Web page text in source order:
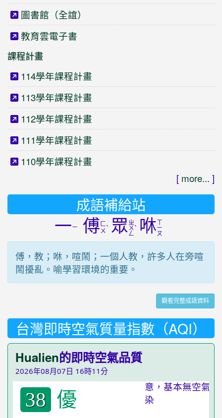
圖書館（全誼）
教育雲電子書
課程計畫
114學年課程計畫
113學年課程計畫
112學年課程計畫
111學年課程計畫
110學年課程計畫
[ more... ]
成語補給站
一ㄧ 傅ㄈ
ㄨˋ 眾ㄓ
ㄨ
ㄥ
ˋ 咻ㄧ
ㄡ
傅，教；咻，喧鬧；一個人教，許多人在旁喧
鬧擾亂。喻學習環境的重要。
觀看完整成語資料
台灣即時空氣質量指數（AQI）
Hualien的即時空氣品質
2026年08月07日 16時11分
38 優